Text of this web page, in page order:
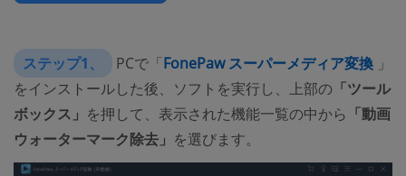
ステップ1、 PCで「FonePaw スーパーメディア変換 」
をインストールした後、ソフトを実行し、上部の 「ツール
ボックス」 を押して、表示された機能一覧の中から 「動画
ウォーターマーク除去」 を選びます。